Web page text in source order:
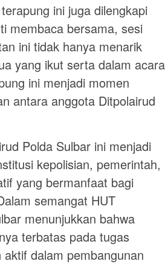
ini juga dilengkapi
membaca bersama, sesi
ini tidak hanya menarik
yang ikut serta dalam acara
ini menjadi momen
antara anggota Ditpolairud
Polda Sulbar ini menjadi
kepolisian, pemerintah,
yang bermanfaat bagi
semangat HUT
menunjukkan bahwa
terbatas pada tugas
dalam pembangunan